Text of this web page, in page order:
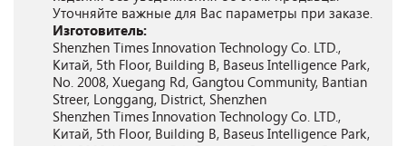
Уточняйте важные для Вас параметры при заказе.
Изготовитель:
Shenzhen Times Innovation Technology Co. LTD.,
Китай, 5th Floor, Building B, Baseus Intelligence Park,
No. 2008, Xuegang Rd, Gangtou Community, Bantian
Streer, Longgang, District, Shenzhen
Shenzhen Times Innovation Technology Co. LTD.,
Китай, 5th Floor, Building B, Baseus Intelligence Park,